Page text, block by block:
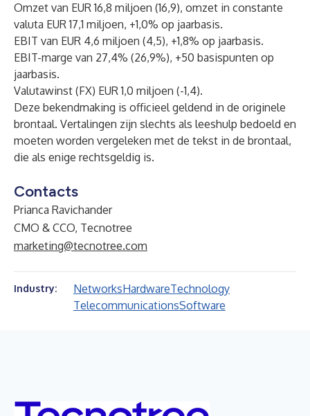
Omzet van EUR 16,8 miljoen (16,9), omzet in constante
valuta EUR 17,1 miljoen, +1,0% op jaarbasis.
EBIT van EUR 4,6 miljoen (4,5), +1,8% op jaarbasis.
EBIT-marge van 27,4% (26,9%), +50 basispunten op
jaarbasis.
Valutawinst (FX) EUR 1,0 miljoen (-1,4).
Deze bekendmaking is officieel geldend in de originele
brontaal. Vertalingen zijn slechts als leeshulp bedoeld en
moeten worden vergeleken met de tekst in de brontaal,
die als enige rechtsgeldig is.
Contacts
Prianca Ravichander
CMO & CCO, Tecnotree
marketing@tecnotree.com
Industry: NetworksHardwareTechnology
TelecommunicationsSoftware